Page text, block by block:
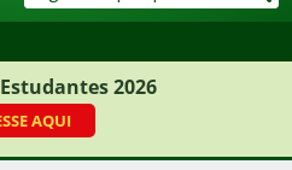
2026
AQUI